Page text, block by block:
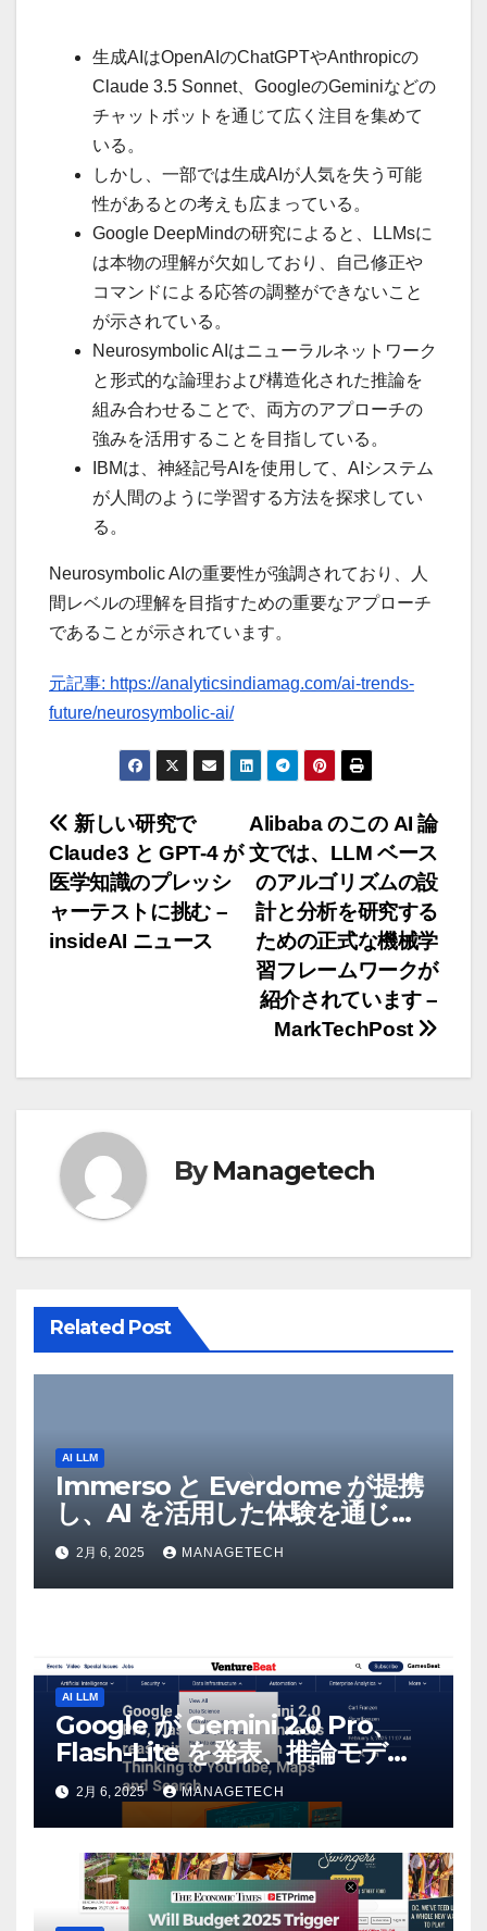
生成AIはOpenAIのChatGPTやAnthropicの
Claude 3.5 Sonnet、GoogleのGeminiなどの
チャットボットを通じて広く注目を集めて
いる。
しかし、一部では生成AIが人気を失う可能
性があるとの考えも広まっている。
Google DeepMindの研究によると、LLMsに
は本物の理解が欠如しており、自己修正や
コマンドによる応答の調整ができないこと
が示されている。
Neurosymbolic AIはニューラルネットワーク
と形式的な論理および構造化された推論を
組み合わせることで、両方のアプローチの
強みを活用することを目指している。
IBMは、神経記号AIを使用して、AIシステム
が人間のように学習する方法を探求してい
る。
Neurosymbolic AIの重要性が強調されており、人
間レベルの理解を目指すための重要なアプローチ
であることが示されています。
元記事: https://analyticsindiamag.com/ai-trends-
future/neurosymbolic-ai/
投
稿
ナ
ョ
ン
Alibaba のこの AI 論
文では、LLM ベース
のアルゴリズムの設
計と分析を研究する
ための正式な機械学
習フレームワークが
紹介されています –
MarkTechPost
新しい研究で
Claude3 と GPT-4 が
医学知識のプレッシ
ャーテストに挑む –
insideAI ニュース
ByManagetech
Related Post
AI LLM
Immerso と Everdome が提携
し、AI を活用した体験を通じて
メタバースのイノベーションを
推進 – Intelligent CIO APAC
2月 6, 2025 MANAGETECH
AI LLM
Google が Gemini 2.0 Pro、
Flash-Lite を発表、推論モデル
Flash Thinking を YouTube、
マップ、検索に接続 |
VentureBeat
2月 6, 2025 MANAGETECH